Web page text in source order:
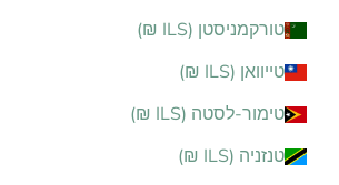
טורקמניסטן (ILS ₪)
טייוואן (ILS ₪)
טימור-לסטה (ILS ₪)
טנזניה (ILS ₪)